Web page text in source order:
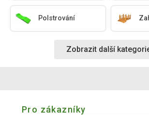
Polstrování
Zobrazit další
Pro zákazníky